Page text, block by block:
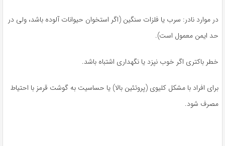
در موارد نادر: سرب یا فلزات سنگین (اگر استخوان حیوانات آلوده باشد، ولی در
حد ایمن معمول است).
خطر باکتری اگر خوب نپزد یا نگهداری اشتباه باشد.
برای افراد با مشکل کلیوی (پروتئین بالا) یا حساسیت به گوشت قرمز با احتیاط
مصرف شود.